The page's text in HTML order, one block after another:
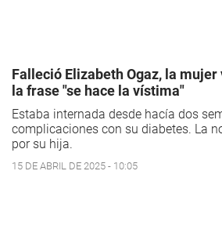
Falleció Elizabeth Ogaz, la
la frase "se hace la vístima"
Estaba internada desde hacía dos
complicaciones con su diabetes. La
por su hija.
15 DE ABRIL DE 2025 - 10:05